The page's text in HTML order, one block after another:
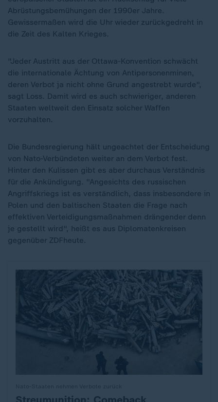
Abrüstungsbemühungen der 1990er Jahre.
Gewissermaßen wird die Uhr wieder zurückgedreht in
die Zeit des Kalten Krieges.
"Jeder Austritt aus der Ottawa-Konvention schwächt
die internationale Ächtung von Antipersonenminen,
deren Verbot ja nicht ohne Grund angestrebt wurde",
sagt Loss. Damit wird es auch schwieriger, anderen
Staaten weltweit den Einsatz solcher Waffen
vorzuhalten.
Die Bundesregierung hält ungeachtet der Entscheidung
von Nato-Verbündeten weiter an dem Verbot fest.
Hinter den Kulissen gibt es aber durchaus Verständnis
für die Ankündigung. "Angesichts des russischen
Angriffskriegs ist es verständlich, dass insbesondere in
Polen und den baltischen Staaten die Frage nach
effektiven Verteidigungsmaßnahmen drängender denn
je gestellt wird", heißt es aus Diplomatenkreisen
gegenüber ZDFheute.
: